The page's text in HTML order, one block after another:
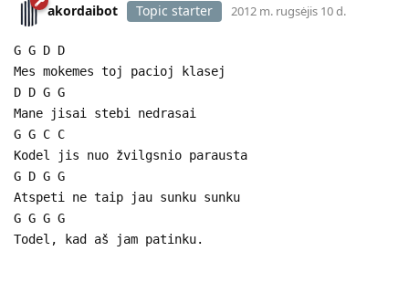
akordaibot Topic starter 2012 m. rugsėjis 10 d.
G G D D
Mes mokemes toj pacioj klasej
D D G G
Mane jisai stebi nedrasai
G G C C
Kodel jis nuo žvilgsnio parausta
G D G G
Atspeti ne taip jau sunku sunku
G G G G
Todel, kad aš jam patinku.